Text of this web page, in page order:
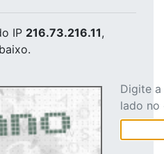
IP 216.73.216.11,
Digite
lado no